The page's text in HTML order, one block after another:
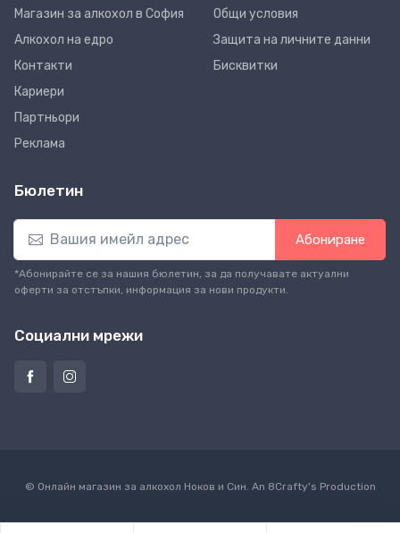
Магазин за алкохол в София
Алкохол на едро
Контакти
Кариери
Партньори
Реклама
Общи условия
Защита на личните данни
Бисквитки
Бюлетин
Абониране
*Абонирайте се за нашия бюлетин, за да получавате актуални
оферти за отстъпки, информация за нови продукти.
Социални мрежи
© Онлайн магазин за алкохол Ноков и Син. An 8Crafty's Production